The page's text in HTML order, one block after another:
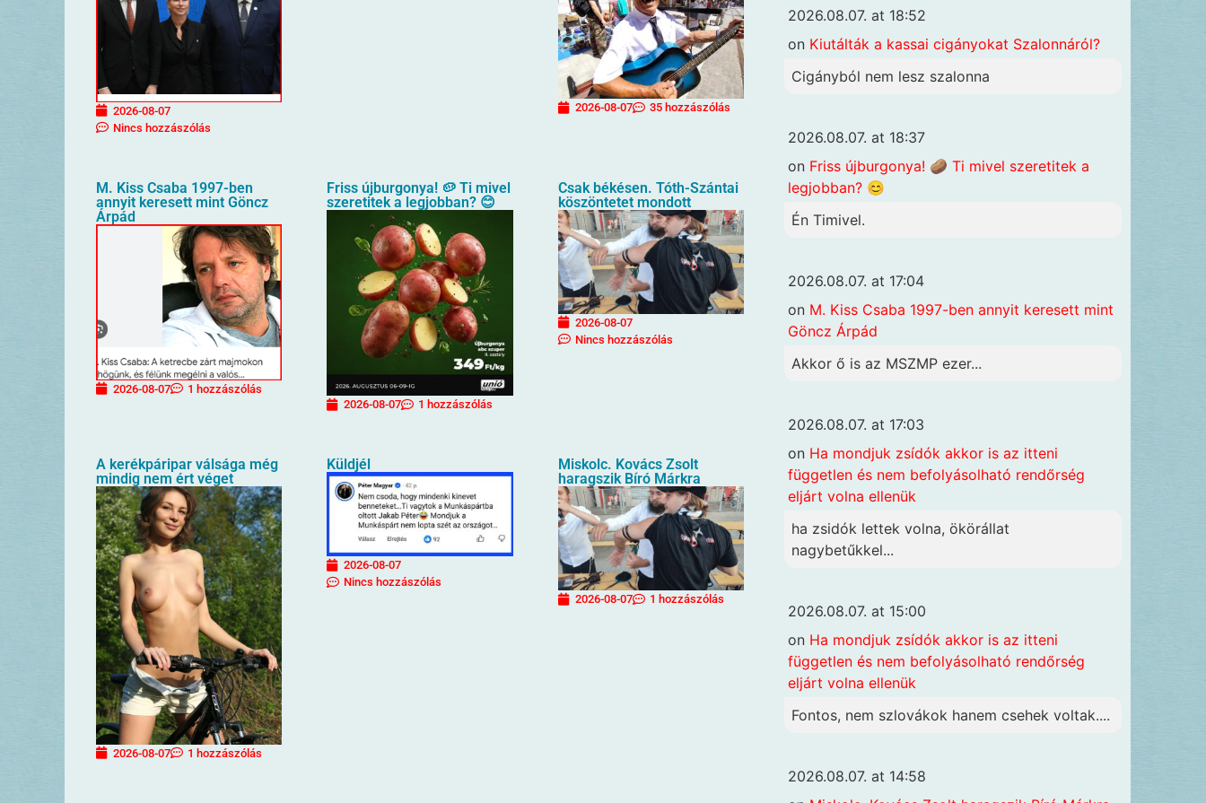
2026-08-07
Nincs hozzászólás
2026-08-07 35 hozzászólás
M. Kiss Csaba 1997-ben
annyit keresett mint Göncz
Árpád
2026-08-07 1 hozzászólás
Friss újburgonya! 🥔 Ti mivel
szeretitek a legjobban? 😊
2026-08-07 1 hozzászólás
Csak békésen. Tóth-Szántai
köszöntetet mondott
2026-08-07
Nincs hozzászólás
A kerékpáripar válsága még
mindig nem ért véget
2026-08-07 1 hozzászólás
Küldjél
2026-08-07
Nincs hozzászólás
Miskolc. Kovács Zsolt
haragszik Bíró Márkra
2026-08-07 1 hozzászólás
2026.08.07. at 18:52
on Kiutálták a kassai cigányokat Szalonnáról?
Cigányból nem lesz szalonna
2026.08.07. at 18:37
on Friss újburgonya! 🥔 Ti mivel szeretitek a
legjobban? 😊
Én Timivel.
2026.08.07. at 17:04
on M. Kiss Csaba 1997-ben annyit keresett mint
Göncz Árpád
Akkor ő is az MSZMP ezer...
2026.08.07. at 17:03
on Ha mondjuk zsídók akkor is az itteni
független és nem befolyásolható rendőrség
eljárt volna ellenük
ha zsidók lettek volna, ökörállat
nagybetűkkel...
2026.08.07. at 15:00
on Ha mondjuk zsídók akkor is az itteni
független és nem befolyásolható rendőrség
eljárt volna ellenük
Fontos, nem szlovákok hanem csehek voltak....
2026.08.07. at 14:58